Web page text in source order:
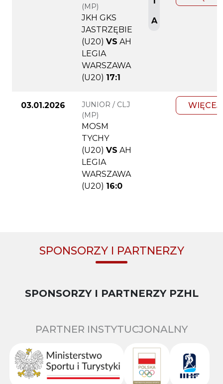
(MP)
JKH GKS
JASTRZĘBIE
(U20) VS AH
LEGIA
WARSZAWA
(U20) 17:1
A
03.01.2026
JUNIOR / CLJ
(MP)
MOSM
TYCHY
(U20) VS AH
LEGIA
WARSZAWA
(U20) 16:0
WIĘCEJ
SPONSORZY I PARTNERZY
SPONSORZY I PARTNERZY PZHL
PARTNER INSTYTUCJONALNY